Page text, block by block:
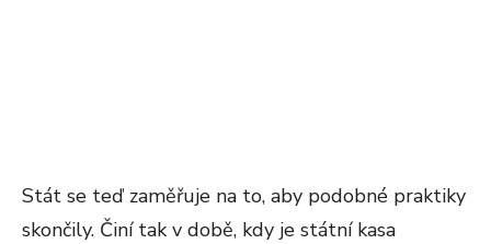
Stát se teď zaměřuje na to, aby podobné praktiky
skončily. Činí tak v době, kdy je státní kasa